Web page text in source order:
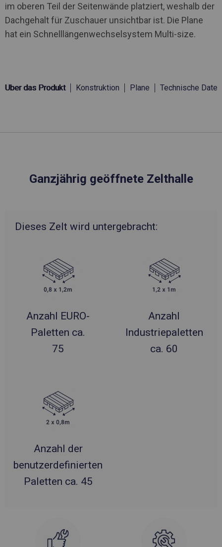
im oberen Teil der Seitenwände platziert, weshalb der
Dachgehalt für Zuschauer unsichtbar ist. Die Plane
hat ein Schnelllängenwechselsystem Multi-size.
Über das Produkt Konstruktion Plane Technische Daten
Ganzjährig geöffnete Zelthalle
Dieses Zelt wird untergebracht:
Anzahl EURO-
Paletten ca.
75
Anzahl
Industriepaletten
ca. 60
Anzahl der
benutzerdefinierten
Paletten ca. 45